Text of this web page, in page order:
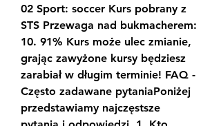
02 Sport: soccer Kurs pobrany z
STS Przewaga nad bukmacherem:
10. 91% Kurs może ulec zmianie,
grając zawyżone kursy będziesz
zarabiał w długim terminie! FAQ -
Często zadawane pytaniaPoniżej
przedstawiamy najczęstsze